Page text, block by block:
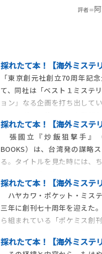
評者＝
採れたて本！【海外ミステ
「東京創元社創立70周年記
て、同社は「ベスト１ミステ
ョン」なる企画を打ち出して
作を、装いも新たにお届けする
旨のもので、二〇二四年一月
ー・ドロンフィールド『飛蝗
版】』が刊行された。今回紹
マゴーン『騙し絵
採れたて本！【海外ミステ
張國立『炒飯狙撃手』
BOOKS）は、台湾発の謀略
る。タイトルを見た時には、
き込まれる、良いサスペンスな
アの小さな炒飯店で腕を振る
は台湾の潜伏工作員であり、
手である。彼はある日、ロー
の泉において、標
採れたて本！【海外ミステ
ハヤカワ・ポケット・ミス
三年に創刊七十周年を迎えた
ら組まれている「ポケミス創
ミステリが紹介され、充実した
採れたて本！【海外ミステ